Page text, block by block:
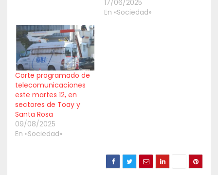
17/06/2025
En «Sociedad»
Corte programado de
telecomunicaciones
este martes 12, en
sectores de Toay y
Santa Rosa
09/08/2025
En «Sociedad»